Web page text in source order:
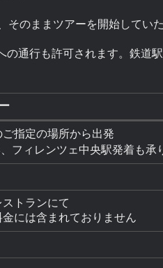
のままツアーを開始してい
通行も許可されます。鉄道
指定の場所から出発
フィレンツェ中央駅発着も承
トランにて
には含まれておりません